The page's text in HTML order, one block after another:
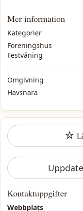
Mer information
Kategorier
Föreningshus
Festvåning
Omgivning
Havsnära
Kontaktuppgifter
Webbplats